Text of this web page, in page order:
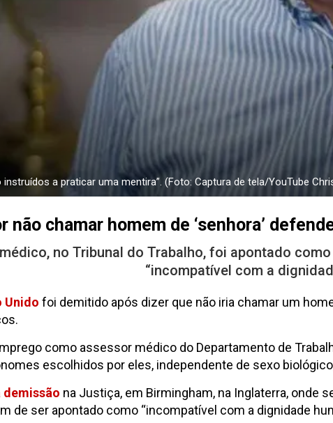
instruídos a praticar uma mentira”. (Foto: Captura de tela/YouTube
não chamar homem de ‘senhora’
no Tribunal do Trabalho, foi apontado
“incompatível com a
Unido foi demitido após dizer que não iria chamar um
como assessor médico do Departamento de
escolhidos por eles, independente de sexo
demissão na Justiça, em Birmingham, na Inglaterra, onde
de ser apontado como “incompatível com a dignidade